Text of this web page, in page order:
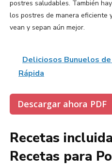
postres saludables. También
los postres de manera eficiente
vean y sepan aún mejor.
Deliciosos Bunuelos
Rápida
Descargar ahora PDF
Recetas
Recetas para